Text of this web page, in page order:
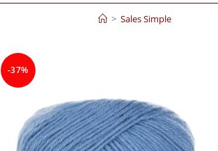
> Sales Simple
-37%